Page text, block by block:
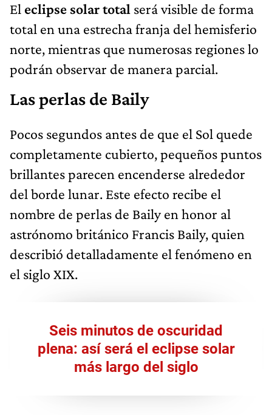
El eclipse solar total será visible de forma
total en una estrecha franja del hemisferio
norte, mientras que numerosas regiones lo
podrán observar de manera parcial.
Las perlas de Baily
Pocos segundos antes de que el Sol quede
completamente cubierto, pequeños puntos
brillantes parecen encenderse alrededor
del borde lunar. Este efecto recibe el
nombre de perlas de Baily en honor al
astrónomo británico Francis Baily, quien
describió detalladamente el fenómeno en
el siglo XIX.
Seis minutos de oscuridad
plena: así será el eclipse solar
más largo del siglo